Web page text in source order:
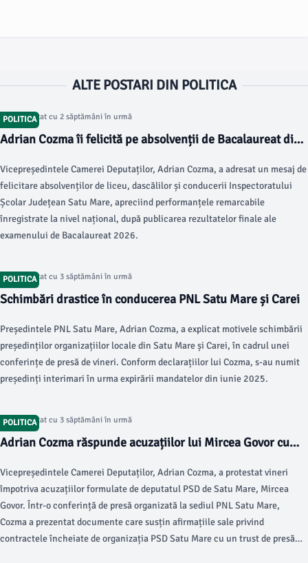
ALTE POSTARI DIN POLITICA
POLITICA
Articol postat cu 2 săptămâni în urmă
Adrian Cozma îi felicită pe absolvenții de Bacalaureat din
Vicepreședintele Camerei Deputaților, Adrian Cozma, a adresat un mesaj de
felicitare absolvenților de liceu, dascălilor și conducerii Inspectoratului
Școlar Județean Satu Mare, apreciind performanțele remarcabile
înregistrate la nivel național, după publicarea rezultatelor finale ale
examenului de Bacalaureat 2026.
POLITICA
Articol postat cu 3 săptămâni în urmă
Schimbări drastice în conducerea PNL Satu Mare și Carei
Președintele PNL Satu Mare, Adrian Cozma, a explicat motivele schimbării
președinților organizațiilor locale din Satu Mare și Carei, în cadrul unei
conferințe de presă de vineri. Conform declarațiilor lui Cozma, s-au numit
președinți interimari în urma expirării mandatelor din iunie 2025.
POLITICA
Articol postat cu 3 săptămâni în urmă
Adrian Cozma răspunde acuzațiilor lui Mircea Govor cu
Vicepreședintele Camerei Deputaților, Adrian Cozma, a protestat vineri
împotriva acuzațiilor formulate de deputatul PSD de Satu Mare, Mircea
Govor. Într-o conferință de presă organizată la sediul PNL Satu Mare,
Cozma a prezentat documente care susțin afirmațiile sale privind
contractele încheiate de organizația PSD Satu Mare cu un trust de presă